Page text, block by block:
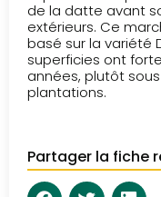
de la datte avant
extérieurs. Ce
basé sur la variété
superficies ont
années, plutôt
plantations.
Partager la fiche